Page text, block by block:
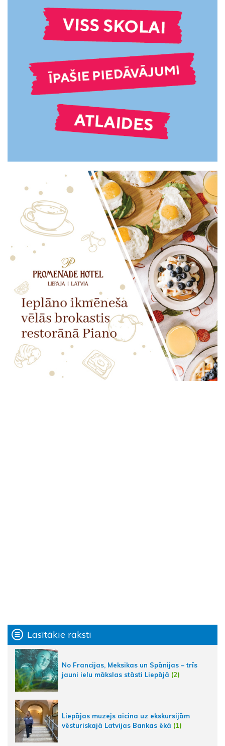
Lasītākie raksti
No Francijas, Meksikas un Spānijas – trīs
jauni ielu mākslas stāsti Liepājā (2)
Liepājas muzejs aicina uz ekskursijām
vēsturiskajā Latvijas Bankas ēkā (1)